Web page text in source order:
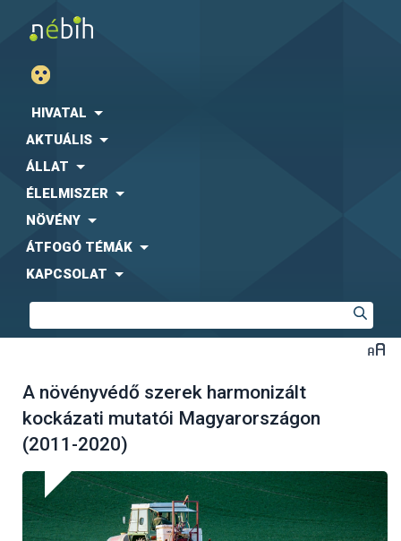
HIVATAL
AKTUÁLIS
ÁLLAT
ÉLELMISZER
NÖVÉNY
ÁTFOGÓ TÉMÁK
KAPCSOLAT
A növényvédő szerek harmonizált
kockázati mutatói Magyarországon
(2011-2020)